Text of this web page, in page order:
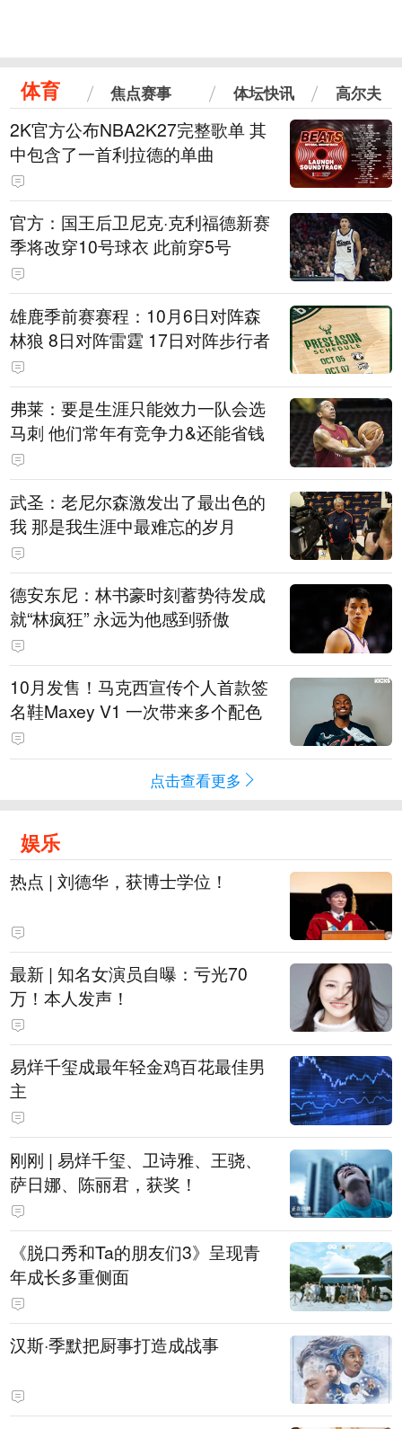
体育 焦点赛事 体坛快讯 高尔夫
2K官方公布NBA2K27完整歌单 其
中包含了一首利拉德的单曲
官方：国王后卫尼克·克利福德新赛
季将改穿10号球衣 此前穿5号
雄鹿季前赛赛程：10月6日对阵森
林狼 8日对阵雷霆 17日对阵步行者
弗莱：要是生涯只能效力一队会选
马刺 他们常年有竞争力&还能省钱
武圣：老尼尔森激发出了最出色的
我 那是我生涯中最难忘的岁月
德安东尼：林书豪时刻蓄势待发成
就“林疯狂” 永远为他感到骄傲
10月发售！马克西宣传个人首款签
名鞋Maxey V1 一次带来多个配色
点击查看更多
娱乐
热点 | 刘德华，获博士学位！
最新 | 知名女演员自曝：亏光70
万！本人发声！
易烊千玺成最年轻金鸡百花最佳男
主
刚刚 | 易烊千玺、卫诗雅、王骁、
萨日娜、陈丽君，获奖！
《脱口秀和Ta的朋友们3》呈现青
年成长多重侧面
汉斯·季默把厨事打造成战事